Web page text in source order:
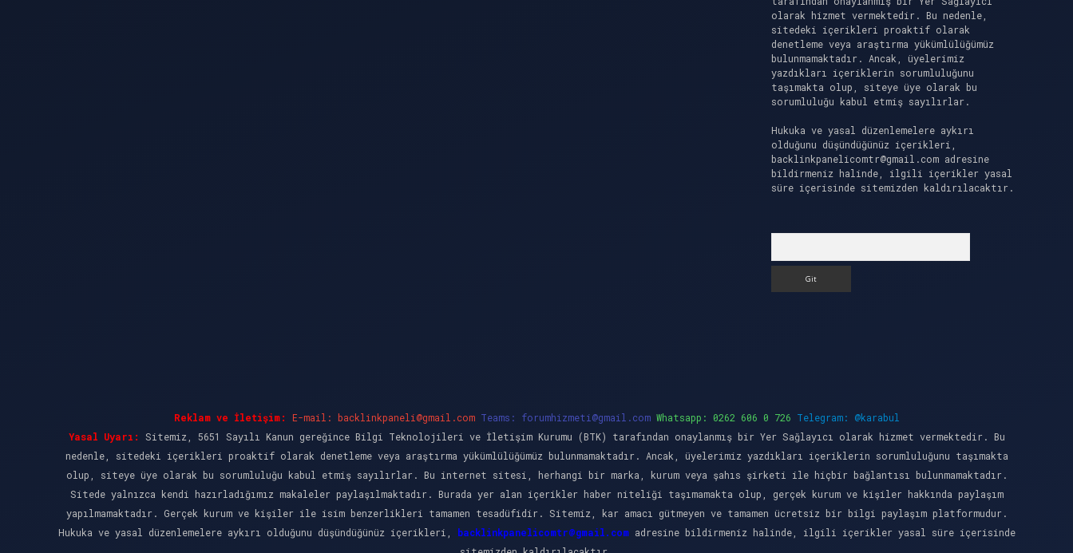
olarak hizmet vermektedir. Bu nedenle,
sitedeki içerikleri proaktif olarak
denetleme veya araştırma yükümlülüğümüz
bulunmamaktadır. Ancak, üyelerimiz
yazdıkları içeriklerin sorumluluğunu
taşımakta olup, siteye üye olarak bu
sorumluluğu kabul etmiş sayılırlar.
Hukuka ve yasal düzenlemelere aykırı
olduğunu düşündüğünüz içerikleri,
backlinkpanelicomtr@gmail.comadresine
bildirmeniz halinde, ilgili içerikler yasal
süre içerisinde sitemizden kaldırılacaktır.
Reklam ve İletişim: E-mail: backlinkpaneli@gmail.com Teams: forumhizmeti@gmail.com Whatsapp: 0262 606 0 726 Telegram: @karabul
Yasal Uyarı:
Sitemiz, 5651 Sayılı Kanun gereğince Bilgi Teknolojileri ve İletişim Kurumu (BTK) tarafından onaylanmış bir Yer Sağlayıcı olarak hizmet vermektedir. Bu
nedenle, sitedeki içerikleri proaktif olarak denetleme veya araştırma yükümlülüğümüz bulunmamaktadır. Ancak, üyelerimiz yazdıkları içeriklerin sorumluluğunu taşımakta
olup, siteye üye olarak bu sorumluluğu kabul etmiş sayılırlar. Bu internet sitesi, herhangi bir marka, kurum veya şahıs şirketi ile hiçbir bağlantısı bulunmamaktadır.
Sitede yalnızca kendi hazırladığımız makaleler paylaşılmaktadır. Burada yer alan içerikler haber niteliği taşımamakta olup, gerçek kurum ve kişiler hakkında paylaşım
yapılmamaktadır. Gerçek kurum ve kişiler ile isim benzerlikleri tamamen tesadüfidir. Sitemiz, kar amacı gütmeyen ve tamamen ücretsiz bir bilgi paylaşım platformudur.
Hukuka ve yasal düzenlemelere aykırı olduğunu düşündüğünüz içerikleri, backlinkpanelicomtr@gmail.comadresine bildirmeniz halinde, ilgili içerikler yasal süre içerisinde